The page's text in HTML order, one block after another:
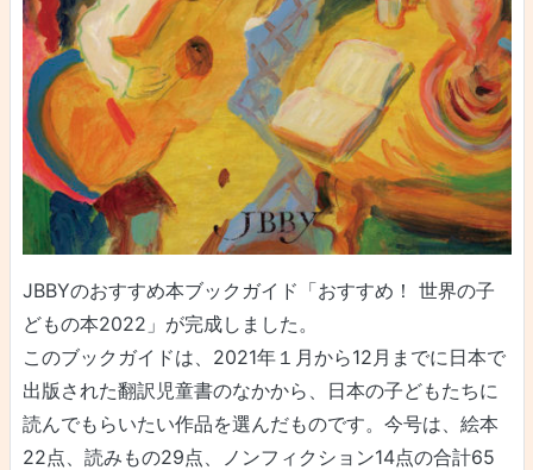
JBBYのおすすめ本ブックガイド「おすすめ！ 世界の子
どもの本2022」が完成しました。
このブックガイドは、2021年１月から12月までに日本で
出版された翻訳児童書のなかから、日本の子どもたちに
読んでもらいたい作品を選んだものです。今号は、絵本
22点、読みもの29点、ノンフィクション14点の合計65